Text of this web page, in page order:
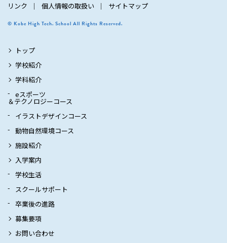
リンク 個人情報の取扱い サイトマップ
© Kobe High Tech. School All Rights Reserved.
トップ
学校紹介
学科紹介
eスポーツ
＆テクノロジーコース
イラストデザインコース
動物自然環境コース
施設紹介
入学案内
学校生活
スクールサポート
卒業後の進路
募集要項
お問い合わせ